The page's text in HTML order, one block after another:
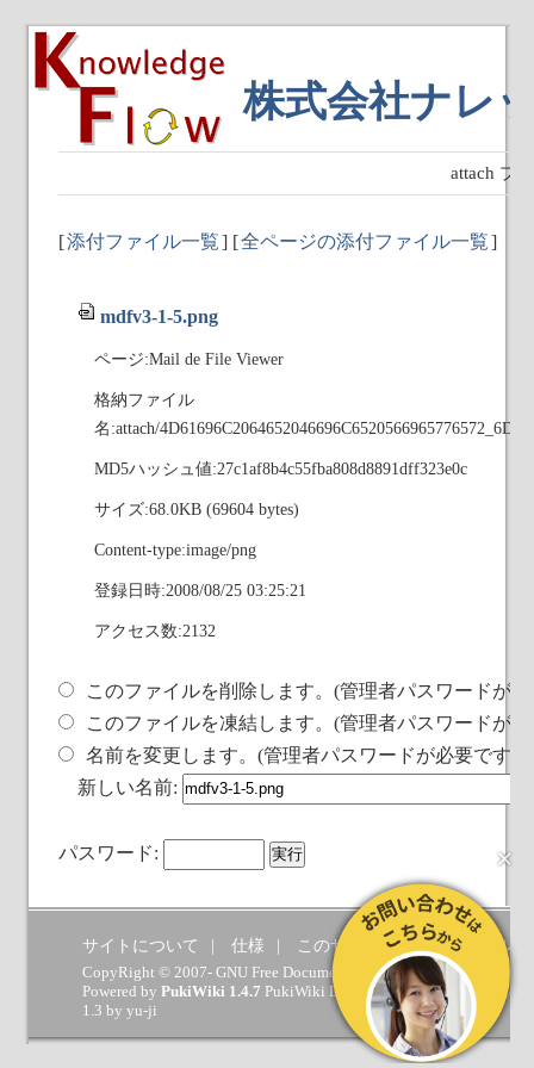
株式会社ナレ
attach プ
[添付ファイル一覧] [全ページの添付ファイル一覧]
mdfv3-1-5.png
ページ:Mail de File Viewer
格納ファイル
名:attach/
MD5ハッシュ値:27c1af8b4c55fba808d8891dff323e0c
サイズ:68.0KB (69604 bytes)
Content-type:image/png
登録日時:2008/08/25 03:25:21
アクセス数:2132
このファイルを削除します。(管理者パスワードが
このファイルを凍結します。(管理者パスワードが
名前を変更します。(管理者パスワードが必要です)
新しい名前:
パスワード:
サイトについて 仕様 このサイトへの要望 ヘルプ
CopyRight © 2007- GNU Free Documentation License.
Powered by PukiWiki 1.4.7 PukiWiki Developers Team( GPL )
1.3 by yu-ji
×